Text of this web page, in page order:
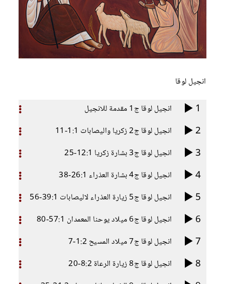
انجيل لوقا
1 انجيل لوقا ج1 مقدمة للانجيل
2 انجيل لوقا ج2 زكريا واليصابات 1:1-11
3 انجيل لوقا ج3 بشارة زكريا 12:1-25
4 انجيل لوقا ج4 بشارة العذراء 26:1-38
5 انجيل لوقا ج5 زيارة العذراء لاليصابات 39:1-56
6 انجيل لوقا ج6 ميلاد يوحنا المعمدان 57:1-80
7 انجيل لوقا ج7 ميلاد المسيح 1:2-7
8 انجيل لوقا ج8 زيارة الرعاة 8:2-20